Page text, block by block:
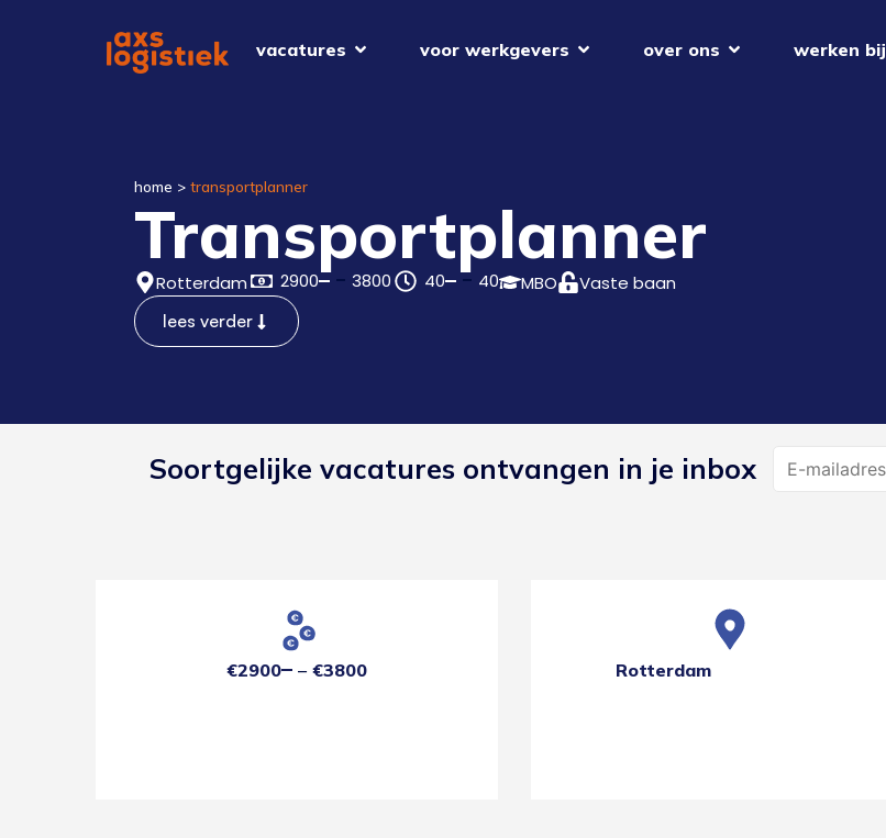
vacatures voor werkgevers over ons werken bij
home > transportplanner
Transportplanner
Rotterdam 2900 3800 40 40 MBO Vaste baan
lees verder
Soortgelijke vacatures ontvangen in je inbox
€2900 €3800 Rotterdam